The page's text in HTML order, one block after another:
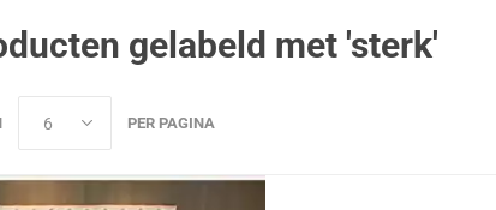
gelabeld met 'sterk'
PER PAGINA